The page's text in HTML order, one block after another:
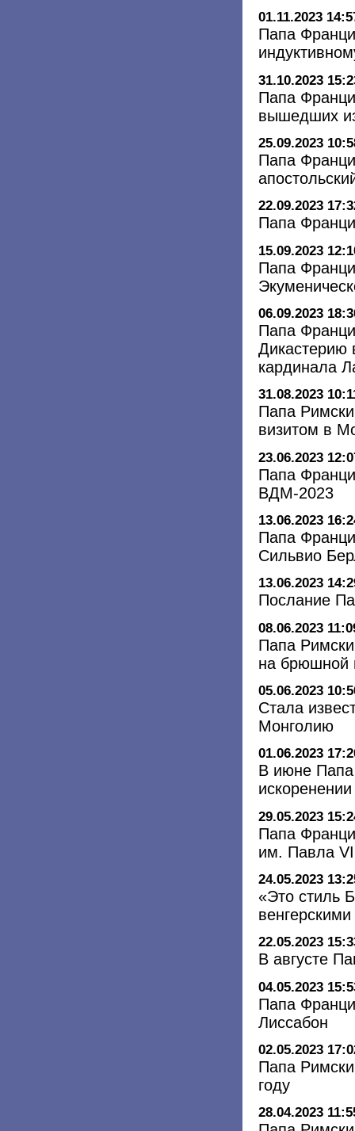
01.11.2023
Папа
31.10.2023
Папа
вышедших
25.09.2023
Папа
22.09.2023
Папа
15.09.2023
Папа
06.09.2023
Папа
Дикастерию
кардинала
31.08.2023
Папа
визитом в
23.06.2023
Папа
ВДМ-2023
13.06.2023
Папа
Сильвио
13.06.2023
Послание
08.06.2023
Папа
на брюшной
05.06.2023
Стала
Монголию
01.06.2023
В июне Папа
29.05.2023
Папа
им. Павла VI
24.05.2023
«Это стиль
22.05.2023
В августе
04.05.2023
Папа
Лиссабон
02.05.2023
Папа
году
28.04.2023